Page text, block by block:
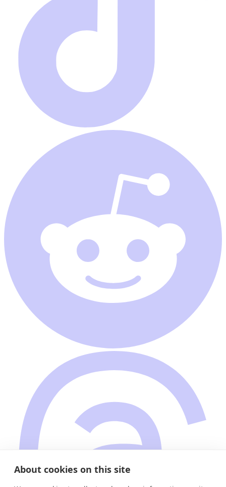
About cookies on this site